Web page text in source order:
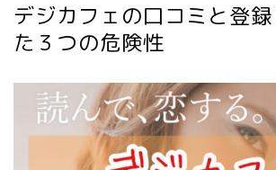
デジカフェの口コミと登
た３つの危険性